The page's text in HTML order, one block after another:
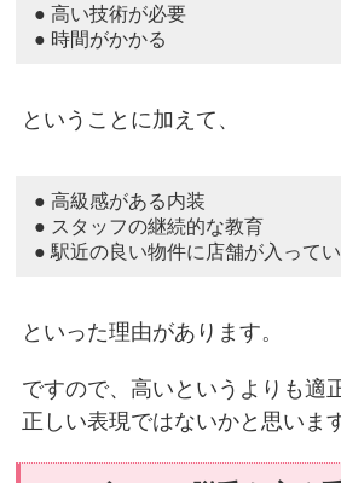
● 高い技術が必要
● 時間がかかる
ということに加えて、
● 高級感がある内装
● スタッフの継続的な教育
● 駅近の良い物件に店舗が入って
といった理由があります。
ですので、高いというよりも適
正しい表現ではないかと思いま